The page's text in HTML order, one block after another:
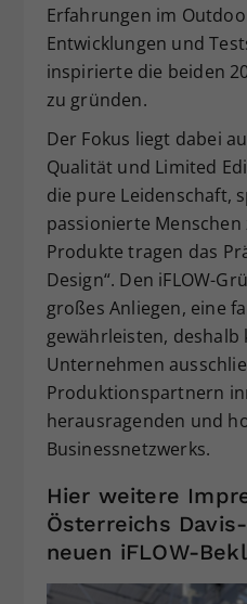
Erfahrungen im
Entwicklungen und
inspirierte die beiden
zu gründen.
Der Fokus liegt dabei
Qualität und Limited
die pure Leidenschaft,
passionierte Menschen
Produkte tragen das
Design“. Den iFLOW-
großes Anliegen, eine
gewährleisten,
Unternehmen
Produktionspartnern
herausragenden und
Businessnetzwerks.
Hier weitere
Österreichs
neuen iFLOW-